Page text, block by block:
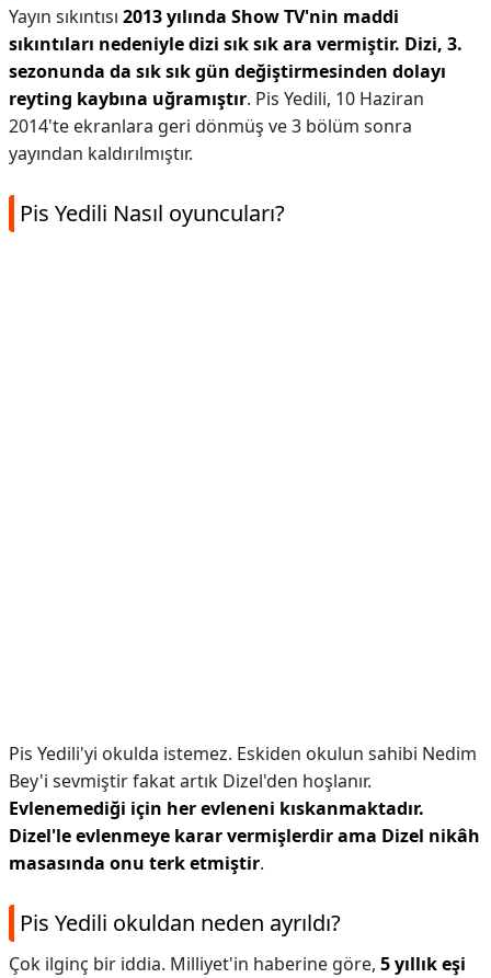
Yayın sıkıntısı 2013 yılında Show TV'nin maddi
sıkıntıları nedeniyle dizi sık sık ara vermiştir. Dizi, 3.
sezonunda da sık sık gün değiştirmesinden dolayı
reyting kaybına uğramıştır. Pis Yedili, 10 Haziran
2014'te ekranlara geri dönmüş ve 3 bölüm sonra
yayından kaldırılmıştır.
Pis Yedili Nasıl oyuncuları?
Pis Yedili'yi okulda istemez. Eskiden okulun sahibi Nedim
Bey'i sevmiştir fakat artık Dizel'den hoşlanır.
Evlenemediği için her evleneni kıskanmaktadır.
Dizel'le evlenmeye karar vermişlerdir ama Dizel nikâh
masasında onu terk etmiştir.
Pis Yedili okuldan neden ayrıldı?
Çok ilginç bir iddia. Milliyet'in haberine göre, 5 yıllık eşi